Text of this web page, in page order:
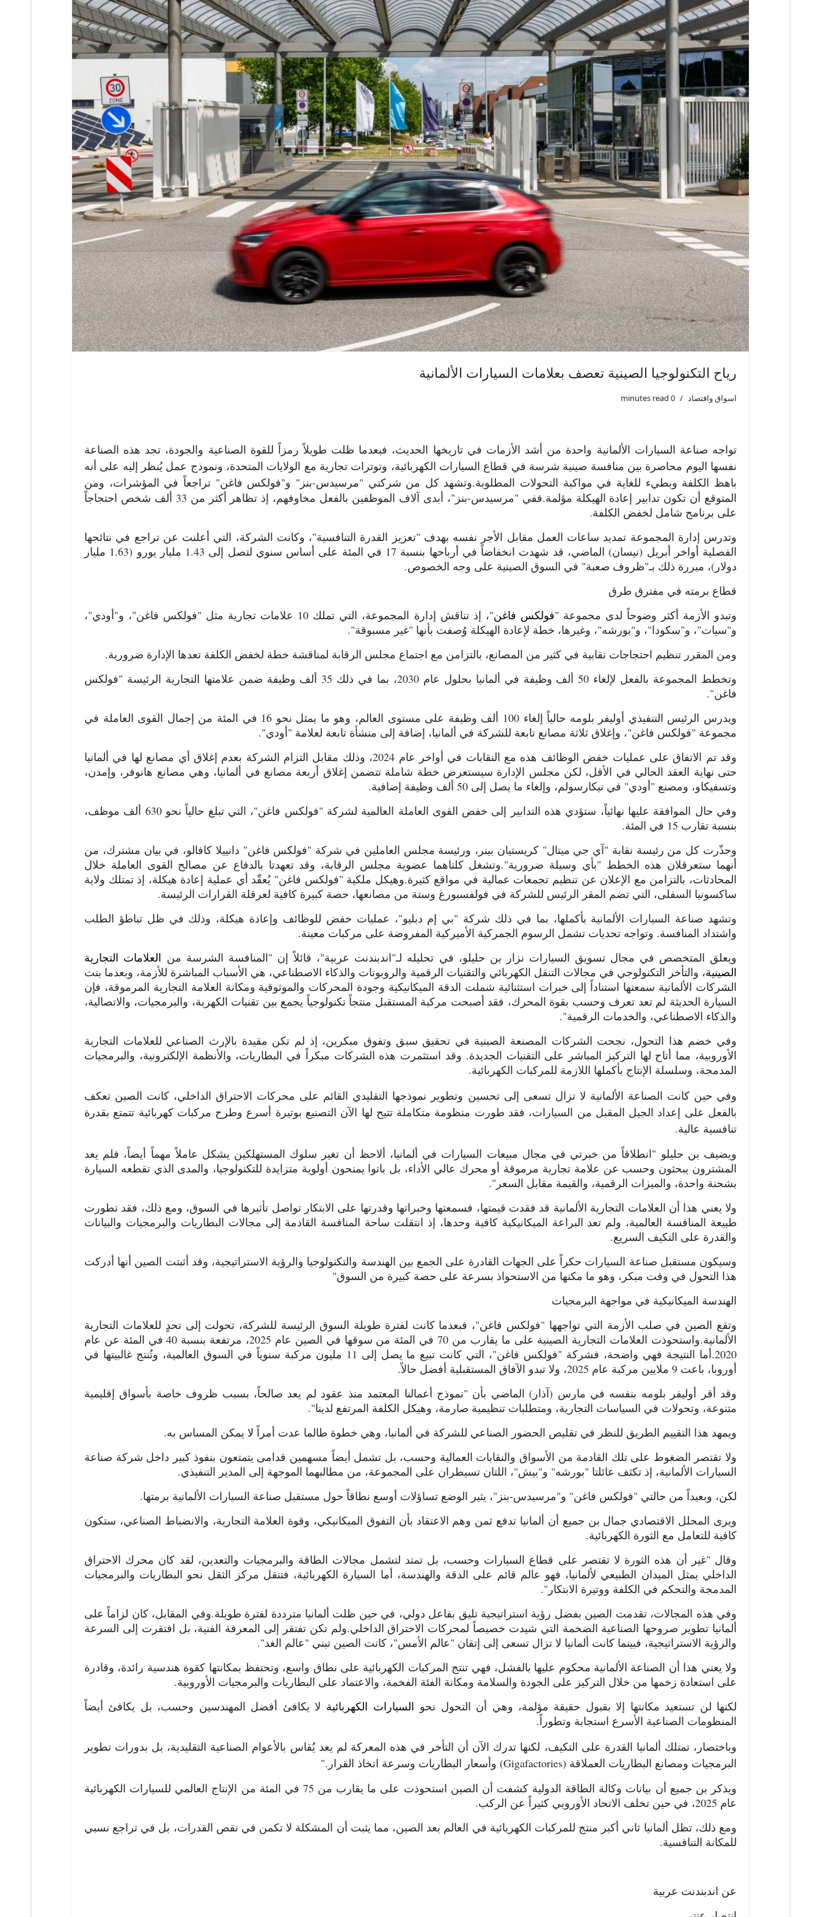
رياح التكنولوجيا الصينية تعصف بعلامات السيارات الألمانية
اسواق واقتصاد 0 minutes read
تواجه صناعة السيارات الألمانية واحدة من أشد الأزمات في تاريخها الحديث، فبعدما ظلت طويلاً رمزاً للقوة الصناعية والجودة، تجد هذه الصناعة
نفسها اليوم محاصرة بين منافسة صينية شرسة في قطاع السيارات الكهربائية، وتوترات تجارية مع الولايات المتحدة، ونموذج عمل يُنظر إليه على أنه
باهظ الكلفة وبطيء للغاية في مواكبة التحولات المطلوبة.وتشهد كل من شركتي "مرسيدس-بنز" و"فولكس فاغن" تراجعاً في المؤشرات، ومن
المتوقع أن تكون تدابير إعادة الهيكلة مؤلمة.
ففي "مرسيدس-بنز"، أبدى آلاف الموظفين بالفعل مخاوفهم، إذ تظاهر أكثر من 33 ألف شخص احتجاجاً
على برنامج شامل لخفض الكلفة.
وتدرس إدارة المجموعة تمديد ساعات العمل مقابل الأجر نفسه بهدف "تعزيز القدرة التنافسية"، وكانت الشركة، التي أعلنت عن تراجع في نتائجها
الفصلية أواخر أبريل (نيسان) الماضي، قد شهدت انخفاضاً في أرباحها بنسبة 17 في المئة على أساس سنوي لتصل إلى 1.43 مليار يورو (1.63 مليار
دولار)، مبررة ذلك بـ"ظروف صعبة" في السوق الصينية على وجه الخصوص.
قطاع برمته في مفترق طرق
وتبدو الأزمة أكثر وضوحاً لدى مجموعة "فولكس فاغن
"، إذ تناقش إدارة المجموعة، التي تملك 10 علامات تجارية مثل "فولكس فاغن"، و"أودي"،
و"سيات"، و"سكودا"، و"بورشه"، وغيرها، خطة لإعادة الهيكلة وُصفت بأنها "غير مسبوقة".
ومن المقرر تنظيم احتجاجات نقابية في كثير من المصانع، بالتزامن مع اجتماع مجلس الرقابة لمناقشة خطة لخفض الكلفة تعدها الإدارة ضرورية.
وتخطط المجموعة بالفعل لإلغاء 50 ألف وظيفة في ألمانيا بحلول عام 2030، بما في ذلك 35 ألف وظيفة ضمن علامتها التجارية الرئيسة "فولكس
فاغن".
ويدرس الرئيس التنفيذي أوليفر بلومه حالياً إلغاء 100 ألف وظيفة على مستوى العالم، وهو ما يمثل نحو 16 في المئة من إجمال القوى العاملة في
مجموعة "فولكس فاغن"، وإغلاق ثلاثة مصانع تابعة للشركة في ألمانيا، إضافة إلى منشأة تابعة لعلامة "أودي".
وقد تم الاتفاق على عمليات خفض الوظائف هذه مع النقابات في أواخر عام 2024، وذلك مقابل التزام الشركة بعدم إغلاق أي مصانع لها في ألمانيا
حتى نهاية العقد الحالي في الأقل، لكن مجلس الإدارة سيستعرض خطة شاملة تتضمن إغلاق أربعة مصانع في ألمانيا، وهي مصانع هانوفر، وإمدن،
وتسفيكاو، ومصنع "أودي" في نيكارسولم، وإلغاء ما يصل إلى 50 ألف وظيفة إضافية.
وفي حال الموافقة عليها نهائياً، ستؤدي هذه التدابير إلى خفض القوى العاملة العالمية لشركة "فولكس فاغن"، التي تبلغ حالياً نحو 630 ألف موظف،
بنسبة تقارب 15 في المئة.
وحذّرت كل من رئيسة نقابة "آي جي ميتال" كريستيان بينر، ورئيسة مجلس العاملين في شركة "فولكس فاغن" دانييلا كافالو، في بيان مشترك، من
أنهما ستعرقلان هذه الخطط "بأي وسيلة ضرورية".وتشغل كلتاهما عضوية مجلس الرقابة، وقد تعهدتا بالدفاع عن مصالح القوى العاملة خلال
المحادثات، بالتزامن مع الإعلان عن تنظيم تجمعات عمالية في مواقع كثيرة.وهيكل ملكية "فولكس فاغن" يُعقّد أي عملية إعادة هيكلة، إذ تمتلك ولاية
ساكسونيا السفلى، التي تضم المقر الرئيس للشركة في فولفسبورغ وستة من مصانعها، حصة كبيرة كافية لعرقلة القرارات الرئيسة.
وتشهد صناعة السيارات الألمانية بأكملها، بما في ذلك شركة "بي إم دبليو"، عمليات خفض للوظائف وإعادة هيكلة، وذلك في ظل تباطؤ الطلب
واشتداد المنافسة. وتواجه تحديات تشمل الرسوم الجمركية الأميركية المفروضة على مركبات معينة.
ويعلق المتخصص في مجال تسويق السيارات نزار بن حليلو، في تحليله لـ"اندبندنت عربية"، قائلاً إن "المنافسة الشرسة من العلامات التجارية
الصينية، والتأخر التكنولوجي في مجالات التنقل الكهربائي والتقنيات الرقمية والروبوتات والذكاء الاصطناعي، هي الأسباب المباشرة للأزمة، وبعدما بنت
الشركات الألمانية سمعتها استناداً إلى خبرات استثنائية شملت الدقة الميكانيكية وجودة المحركات والموثوقية ومكانة العلامة التجارية المرموقة، فإن
السيارة الحديثة لم تعد تعرف وحسب بقوة المحرك، فقد أصبحت مركبة المستقبل منتجاً تكنولوجياً يجمع بين تقنيات الكهربة، والبرمجيات، والاتصالية،
والذكاء الاصطناعي، والخدمات الرقمية".
وفي خضم هذا التحول، نجحت الشركات المصنعة الصينية في تحقيق سبق وتفوق مبكرين، إذ لم تكن مقيدة بالإرث الصناعي للعلامات التجارية
الأوروبية، مما أتاح لها التركيز المباشر على التقنيات الجديدة. وقد استثمرت هذه الشركات مبكراً في البطاريات، والأنظمة الإلكترونية، والبرمجيات
المدمجة، وسلسلة الإنتاج بأكملها اللازمة للمركبات الكهربائية.
وفي حين كانت الصناعة الألمانية لا تزال تسعى إلى تحسين وتطوير نموذجها التقليدي القائم على محركات الاحتراق الداخلي، كانت الصين تعكف
بالفعل على إعداد الجيل المقبل من السيارات، فقد طورت منظومة متكاملة تتيح لها الآن التصنيع بوتيرة أسرع وطرح مركبات كهربائية تتمتع بقدرة
تنافسية عالية.
ويضيف بن حليلو "انطلاقاً من خبرتي في مجال مبيعات السيارات في ألمانيا، ألاحظ أن تغير سلوك المستهلكين يشكل عاملاً مهماً أيضاً، فلم يعد
المشترون يبحثون وحسب عن علامة تجارية مرموقة أو محرك عالي الأداء، بل باتوا يمنحون أولوية متزايدة للتكنولوجيا، والمدى الذي تقطعه السيارة
بشحنة واحدة، والميزات الرقمية، والقيمة مقابل السعر".
ولا يعني هذا أن العلامات التجارية الألمانية قد فقدت قيمتها، فسمعتها وخبراتها وقدرتها على الابتكار تواصل تأثيرها في السوق، ومع ذلك، فقد تطورت
طبيعة المنافسة العالمية، ولم تعد البراعة الميكانيكية كافية وحدها، إذ انتقلت ساحة المنافسة القادمة إلى مجالات البطاريات والبرمجيات والبيانات
والقدرة على التكيف السريع.
وسيكون مستقبل صناعة السيارات حكراً على الجهات القادرة على الجمع بين الهندسة والتكنولوجيا والرؤية الاستراتيجية، وقد أثبتت الصين أنها أدركت
هذا التحول في وقت مبكر، وهو ما مكنها من الاستحواذ بسرعة على حصة كبيرة من السوق"
الهندسة الميكانيكية في مواجهة البرمجيات
وتقع الصين في صلب الأزمة التي تواجهها "فولكس فاغن"، فبعدما كانت لفترة طويلة السوق الرئيسة للشركة، تحولت إلى تحدٍ للعلامات التجارية
الألمانية.
واستحوذت العلامات التجارية الصينية على ما يقارب من 70 في المئة من سوقها في الصين عام 2025، مرتفعة بنسبة 40 في المئة عن عام
2020.
أما النتيجة فهي واضحة، فشركة "فولكس فاغن"، التي كانت تبيع ما يصل إلى 11 مليون مركبة سنوياً في السوق العالمية، وتُنتج غالبيتها في
أوروبا، باعت 9 ملايين مركبة عام 2025، ولا تبدو الآفاق المستقبلية أفضل حالاً.
وقد أقر أوليفر بلومه بنفسه في مارس (آذار) الماضي بأن "نموذج أعمالنا المعتمد منذ عقود لم يعد صالحاً، بسبب ظروف خاصة بأسواق إقليمية
متنوعة، وتحولات في السياسات التجارية، ومتطلبات تنظيمية صارمة، وهيكل الكلفة المرتفع لدينا".
ويمهد هذا التقييم الطريق للنظر في تقليص الحضور الصناعي للشركة في ألمانيا، وهي خطوة طالما عدت أمراً لا يمكن المساس به.
ولا تقتصر الضغوط على تلك القادمة من الأسواق والنقابات العمالية وحسب، بل تشمل أيضاً مسهمين قدامى يتمتعون بنفوذ كبير داخل شركة صناعة
السيارات الألمانية، إذ تكثف عائلتا "بورشه" و"بيش"، اللتان تسيطران على المجموعة، من مطالبهما الموجهة إلى المدير التنفيذي.
لكن، وبعيداً من حالتي "فولكس فاغن" و"مرسيدس-بنز"، يثير الوضع تساؤلات أوسع نطاقاً حول مستقبل صناعة السيارات الألمانية برمتها.
ويرى المحلل الاقتصادي جمال بن جميع أن ألمانيا تدفع ثمن وهم الاعتقاد بأن التفوق الميكانيكي، وقوة العلامة التجارية، والانضباط الصناعي، ستكون
كافية للتعامل مع الثورة الكهربائية.
وقال "غير أن هذه الثورة لا تقتصر على قطاع السيارات وحسب، بل تمتد لتشمل مجالات الطاقة والبرمجيات والتعدين، لقد كان محرك الاحتراق
الداخلي يمثل الميدان الطبيعي لألمانيا، فهو عالم قائم على الدقة والهندسة، أما السيارة الكهربائية، فتنقل مركز الثقل نحو البطاريات والبرمجيات
المدمجة والتحكم في الكلفة ووتيرة الابتكار".
وفي هذه المجالات، تقدمت الصين بفضل رؤية استراتيجية تليق بفاعل دولي، في حين ظلت ألمانيا مترددة لفترة طويلة.وفي المقابل، كان لزاماً على
ألمانيا تطوير صروحها الصناعية الضخمة التي شيدت خصيصاً لمحركات الاحتراق الداخلي.ولم تكن تفتقر إلى المعرفة الفنية، بل افتقرت إلى السرعة
والرؤية الاستراتيجية، فبينما كانت ألمانيا لا تزال تسعى إلى إتقان "عالم الأمس"، كانت الصين تبني "عالم الغد".
ولا يعني هذا أن الصناعة الألمانية محكوم عليها بالفشل، فهي تنتج المركبات الكهربائية على نطاق واسع، وتحتفظ بمكانتها كقوة هندسية رائدة، وقادرة
على استعادة زخمها من خلال التركيز على الجودة والسلامة ومكانة الفئة الفخمة، والاعتماد على البطاريات والبرمجيات الأوروبية.
لكنها لن تستعيد مكانتها إلا بقبول حقيقة مؤلمة، وهي أن التحول نحو السيارات الكهربائية لا يكافئ أفضل المهندسين وحسب، بل يكافئ أيضاً
المنظومات الصناعية الأسرع استجابة وتطوراً.
وباختصار، تمتلك ألمانيا القدرة على التكيف، لكنها تدرك الآن أن التأخر في هذه المعركة لم يعد يُقاس بالأعوام الصناعية التقليدية، بل بدورات تطوير
البرمجيات ومصانع البطاريات العملاقة (Gigafactories) وأسعار البطاريات وسرعة اتخاذ القرار."
ويذكر بن جميع أن بيانات وكالة الطاقة الدولية كشفت أن الصين استحوذت على ما يقارب من 75 في المئة من الإنتاج العالمي للسيارات الكهربائية
عام 2025، في حين تخلف الاتحاد الأوروبي كثيراً عن الركب.
ومع ذلك، تظل ألمانيا ثاني أكبر منتج للمركبات الكهربائية في العالم بعد الصين، مما يثبت أن المشكلة لا تكمن في نقص القدرات، بل في تراجع نسبي
للمكانة التنافسية.
عن اندبندنت عربية